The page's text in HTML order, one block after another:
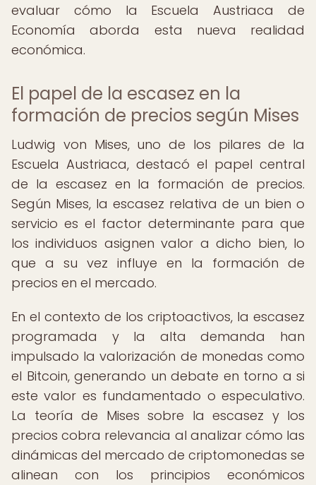
evaluar cómo la Escuela Austriaca de
Economía aborda esta nueva realidad
económica.
El papel de la escasez en la
formación de precios según Mises
Ludwig von Mises, uno de los pilares de la
Escuela Austriaca, destacó el papel central
de la escasez en la formación de precios.
Según Mises, la escasez relativa de un bien o
servicio es el factor determinante para que
los individuos asignen valor a dicho bien, lo
que a su vez influye en la formación de
precios en el mercado.
En el contexto de los criptoactivos, la escasez
programada y la alta demanda han
impulsado la valorización de monedas como
el Bitcoin, generando un debate en torno a si
este valor es fundamentado o especulativo.
La teoría de Mises sobre la escasez y los
precios cobra relevancia al analizar cómo las
dinámicas del mercado de criptomonedas se
alinean con los principios económicos